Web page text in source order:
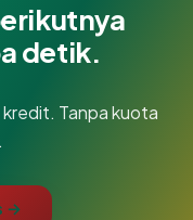
detik.
Tanpa kuota
→